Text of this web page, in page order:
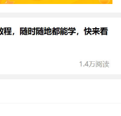
解读：
招财
速招财可以尝试以下几种
爷被认为具有招财、催
类型的商人，可以选择